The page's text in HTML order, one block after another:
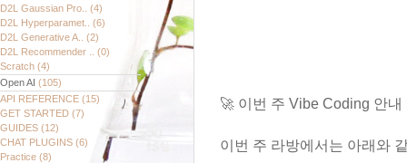
D2L Gaussian Pro.. (4)
D2L Hyperparamet.. (6)
D2L Generative A.. (2)
D2L Recommender .. (0)
Scratch (4)
Open AI (105)
API REFERENCE (15)
GET STARTED (7)
GUIDES (12)
CHAT PLUGINS (6)
Practice (8)
🚀 이번 주 Vibe Coding 안내
이번 주 라방에서는 아래와